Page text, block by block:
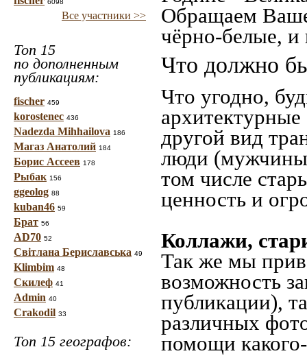
6098
Все участники >>
Топ 15
по дополненным
публикациям:
fischer 459
korostenec 436
Nadezda Mihhailova 186
Магаз Анатолий 184
Борис Ассеев 178
Рыбак 156
ggeolog 88
kuban46 59
Брат 56
AD70 52
Світлана Бериславська 49
Klimbim 48
Скилеф 41
Admin 40
Crakodil 33
Топ 15 географов:
Обращаем
чёрно-белые, и
Что должно
Что угодно,
другой вид
люди
том числе
ценность и
Коллажи,
Так же мы
возможность
публикации),
различных
помощи